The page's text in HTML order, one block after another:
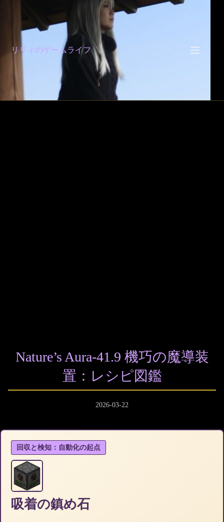
プ
リリィのゲームライフ
Nature’s Aura-41.9 機巧の魔導装
置：レシピ図鑑
2026-03-22
回収と検知：自動化の起点
吸着の鎮め石